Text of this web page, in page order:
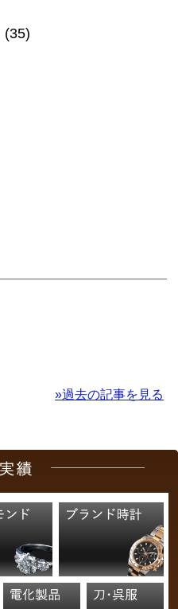
(35)
»過去の記事を見る